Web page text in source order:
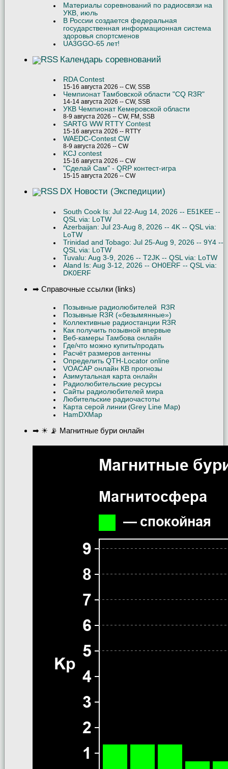
Материалы соревнований по радиосвязи на
УКВ, июль
В России создается федеральная
государственная информационная система
здоровья спортсменов
UA3GGO-65 лет!
Календарь соревнований
RDA Contest
15-16 августа 2026 -- CW, SSB
Чемпионат Тамбовской области "CQ R3R"
14-14 августа 2026 -- CW, SSB
УКВ Чемпионат Кемеровской области
8-9 августа 2026 -- CW, FM, SSB
SARTG WW RTTY Contest
15-16 августа 2026 -- RTTY
WAEDC-Contest CW
8-9 августа 2026 -- CW
KCJ contest
15-16 августа 2026 -- CW
"Сделай Сам" - QRP контест-игра
15-15 августа 2026 -- CW
DX Новости (Экспедиции)
South Cook Is: Jul 22-Aug 14, 2026 -- E51KEE --
QSL via: LoTW
Azerbaijan: Jul 23-Aug 8, 2026 -- 4K -- QSL via:
LoTW
Trinidad and Tobago: Jul 25-Aug 9, 2026 -- 9Y4 --
QSL via: LoTW
Tuvalu: Aug 3-9, 2026 -- T2JK -- QSL via: LoTW
Aland Is: Aug 3-12, 2026 -- OH0ERF -- QSL via:
DK0ERF
➡ Справочные ссылки (links)
Позывные радиолюбителей R3R
Позывные R3R («безымянные»)
Коллективные радиостанции R3R
Как получить позывной впервые
Веб-камеры Тамбова онлайн
Где/что можно купить/продать
Расчёт размеров антенны
Определить QTH-Locator online
VOACAP онлайн КВ прогнозы
Азимутальная карта онлайн
Радиолюбительские ресурсы
Сайты радиолюбителей мира
Любительские радиочастоты
Карта серой линии (Grey Line Map)
HamDXMap
➡ ☀ 📡 Магнитные бури онлайн